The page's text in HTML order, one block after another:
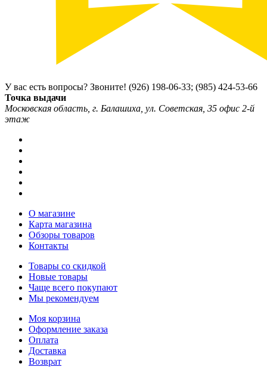
У вас есть вопросы? Звоните! (926) 198-06-33; (985) 424-53-66
Точка выдачи
Московская область, г. Балашиха, ул. Советская, 35 офис 2-й
этаж
О магазине
Карта магазина
Обзоры товаров
Контакты
Товары со скидкой
Новые товары
Чаще всего покупают
Мы рекомендуем
Моя корзина
Оформление заказа
Оплата
Доставка
Возврат